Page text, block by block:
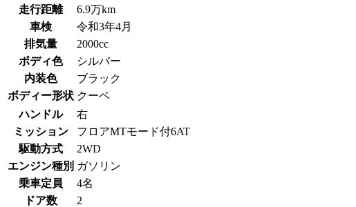
走行距離
6.9万km
車検
令和3年4月
排気量
2000cc
ボディ色
シルバー
内装色
ブラック
ボディー形状 クーペ
ハンドル
右
ミッション
フロアMTモード付6AT
駆動方式
2WD
エンジン種別 ガソリン
乗車定員
4名
ドア数
2